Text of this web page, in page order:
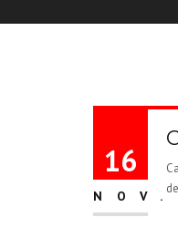
16
NOV.